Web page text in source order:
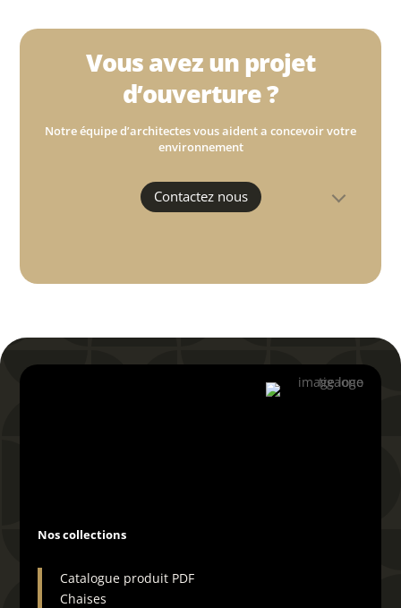
Vous avez un projet
d’ouverture ?
Notre équipe d’architectes vous aident a concevoir votre
environnement
Contactez nous

Cela ne vous prendra que quelques
recevrons nous permettront de
personnaliser la démo selon vos
Nos collections
Catalogue produit PDF
Chaises